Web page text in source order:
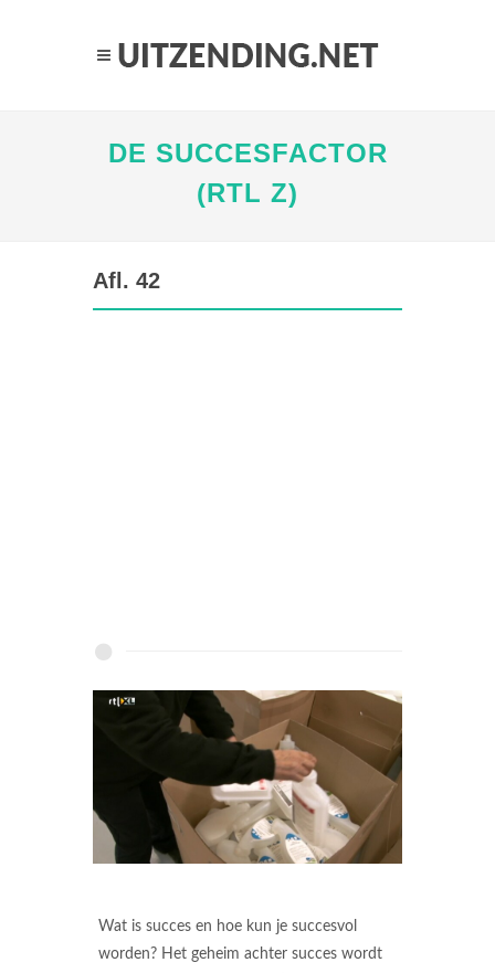
DE SUCCESFACTOR
(RTL Z)
Afl. 42
Wat is succes en hoe kun je succesvol
worden? Het geheim achter succes wordt